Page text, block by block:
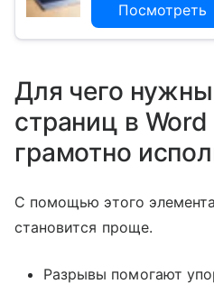
Посмотреть
Для чего
страниц в Word
грамотно
С помощью этого элемента
становится проще.
Разрывы помогают